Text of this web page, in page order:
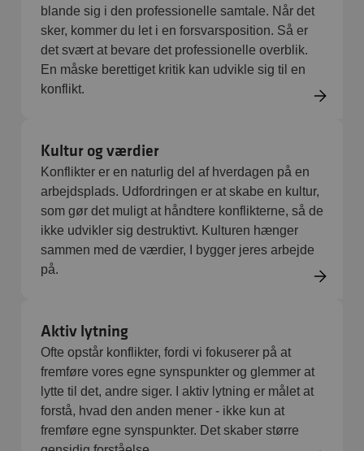
blande sig i den professionelle samtale. Når det
sker, kommer du let i en forsvarsposition. Så er
det svært at bevare det professionelle overblik.
En måske berettiget kritik kan udvikle sig til en
konflikt.
Kultur og værdier
Konflikter er en naturlig del af hverdagen på en
arbejdsplads. Udfordringen er at skabe en kultur,
som gør det muligt at håndtere konflikterne, så de
ikke udvikler sig destruktivt. Kulturen hænger
sammen med de værdier, I bygger jeres arbejde
på.
Aktiv lytning
Ofte opstår konflikter, fordi vi fokuserer på at
fremføre vores egne synspunkter og glemmer at
lytte til det, andre siger. I aktiv lytning er målet at
forstå, hvad den anden mener - ikke kun at
fremføre egne synspunkter. Det skaber større